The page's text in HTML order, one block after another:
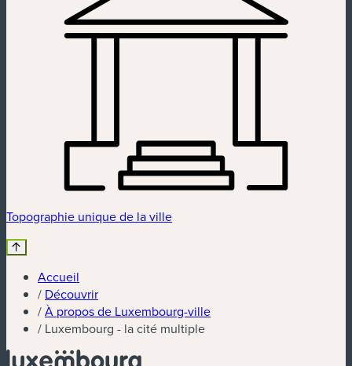
Topographie unique de la ville
Accueil
/ Découvrir
/À propos de Luxembourg-ville
/ Luxembourg - la cité multiple